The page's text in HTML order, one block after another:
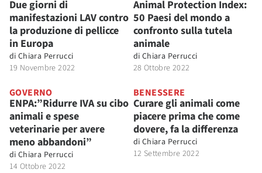
Due giorni di
manifestazioni LAV contro
la produzione di pellicce
in Europa
di Chiara Perrucci
19 Novembre 2022
Animal Protection Index:
50 Paesi del mondo a
confronto sulla tutela
animale
di Chiara Perrucci
28 Ottobre 2022
GOVERNO
ENPA:”Ridurre IVA su cibo
animali e spese
veterinarie per avere
meno abbandoni”
di Chiara Perrucci
14 Ottobre 2022
BENESSERE
Curare gli animali come
piacere prima che come
dovere, fa la differenza
di Chiara Perrucci
12 Settembre 2022